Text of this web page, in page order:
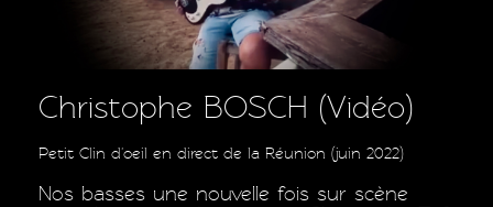
Christophe BOSCH (Vidéo)
Petit Clin d'oeil en direct de la Réunion (juin 2022)
Nos basses une nouvelle fois sur scène